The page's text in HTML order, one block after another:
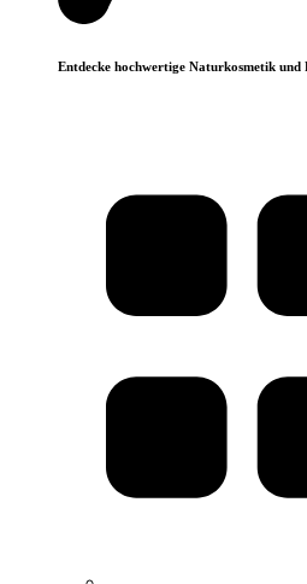
Entdecke hochwertige Naturkosmetik